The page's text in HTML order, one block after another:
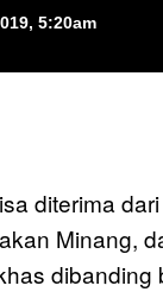
5:20am
diterima
Minang,